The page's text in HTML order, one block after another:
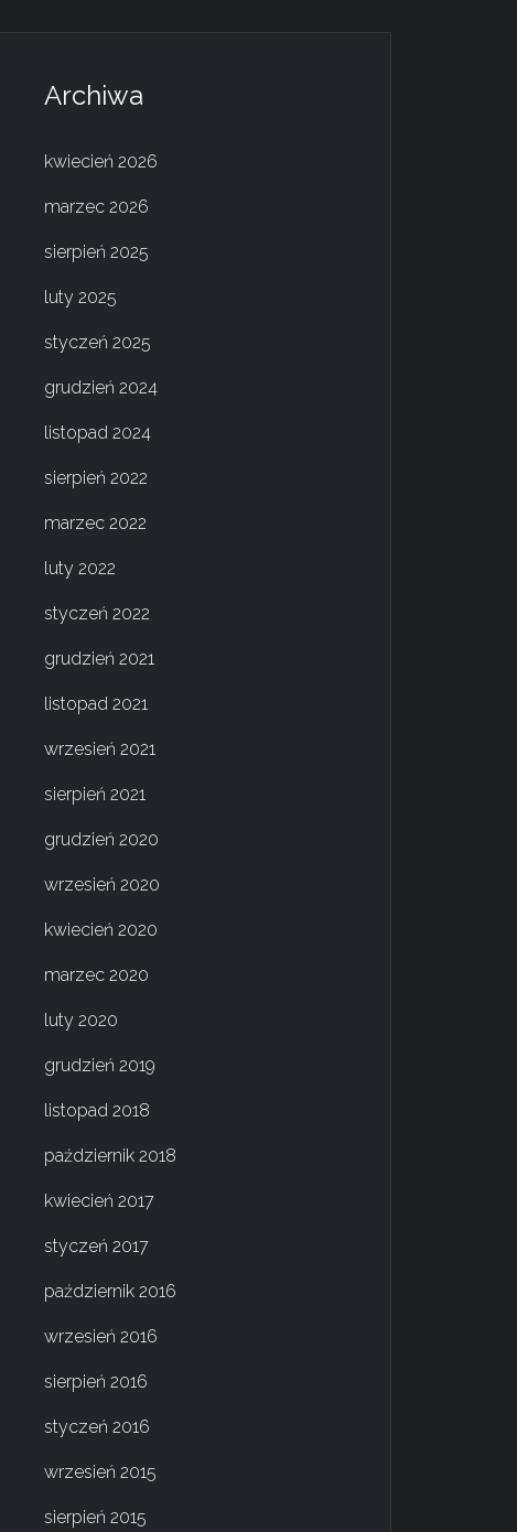
Archiwa
kwiecień 2026
marzec 2026
sierpień 2025
luty 2025
styczeń 2025
grudzień 2024
listopad 2024
sierpień 2022
marzec 2022
luty 2022
styczeń 2022
grudzień 2021
listopad 2021
wrzesień 2021
sierpień 2021
grudzień 2020
wrzesień 2020
kwiecień 2020
marzec 2020
luty 2020
grudzień 2019
listopad 2018
październik 2018
kwiecień 2017
styczeń 2017
październik 2016
wrzesień 2016
sierpień 2016
styczeń 2016
wrzesień 2015
sierpień 2015